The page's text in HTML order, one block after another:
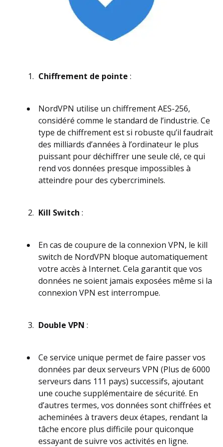
Chiffrement de pointe :
NordVPN utilise un chiffrement AES-256,
considéré comme le standard de l’industrie. Ce
type de chiffrement est si robuste qu’il faudrait
des milliards d’années à l’ordinateur le plus
puissant pour déchiffrer une seule clé, ce qui
rend vos données presque impossibles à
atteindre pour des cybercriminels.
Kill Switch :
En cas de coupure de la connexion VPN, le kill
switch de NordVPN bloque automatiquement
votre accès à Internet. Cela garantit que vos
données ne soient jamais exposées même si la
connexion VPN est interrompue.
Double VPN :
Ce service unique permet de faire passer vos
données par deux serveurs VPN (Plus de 6000
serveurs dans 111 pays) successifs, ajoutant
une couche supplémentaire de sécurité. En
d’autres termes, vos données sont chiffrées et
acheminées à travers deux étapes, rendant la
tâche encore plus difficile pour quiconque
essayant de suivre vos activités en ligne.